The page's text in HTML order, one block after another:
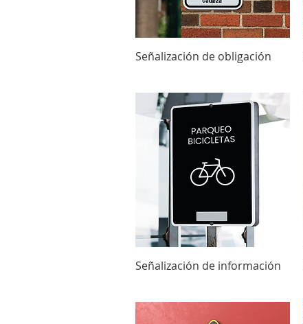
Vista rápida
Señalización de obligación
Vista rápida
Señalización de información